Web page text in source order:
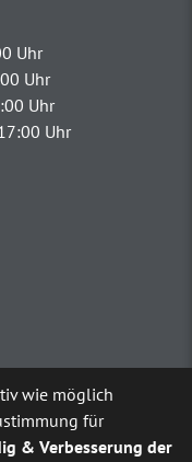
Uhr
Uhr
Uhr
Uhr
externe
wie möglich
für
& Verbesserung der